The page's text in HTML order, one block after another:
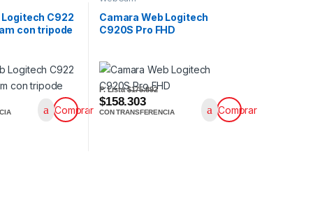
C922
con tripode
Comprar
Camara Web Logitech
C920S Pro FHD
P. Lista$175.892
$158.303
CON TRANSFERENCIA Comprar